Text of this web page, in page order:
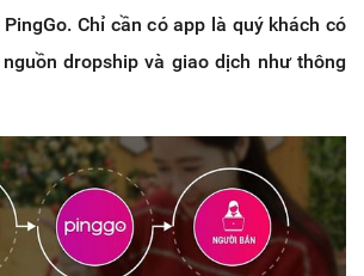
Chỉ cần có app là quý khách có
dropship và giao dịch như thông